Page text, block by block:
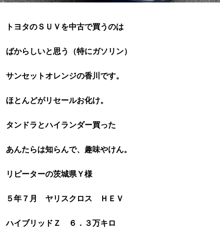
トヨタのＳＵＶを中古で買うのは
ばからしいと思う（特にガソリン）
サンセットオレンジの香川です。
ほとんどがリセールお化け。
タンドラとハイランダー買った
あんたらは知らんで、趣味やけん。
リピーターの茨城県Ｙ様
５年７月 ヤリスクロス ＨＥＶ
ハイブリッドＺ ６．３万キロ